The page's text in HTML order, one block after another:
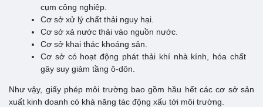
cụm công nghiệp.
Cơ sở xử lý chất thải nguy hại.
Cơ sở xả nước thải vào nguồn nước.
Cơ sở khai thác khoáng sản.
Cơ sở có hoạt động phát thải khí nhà kính, hóa chất
gây suy giảm tầng ô-dôn.
Như vậy, giấy phép môi trường bao gồm hầu hết các cơ sở sản
xuất kinh doanh có khả năng tác động xấu tới môi trường.